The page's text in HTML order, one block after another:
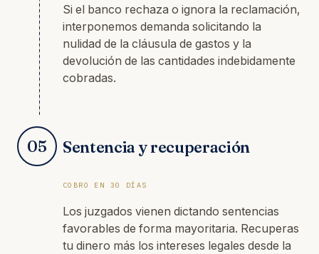
Si el banco rechaza o ignora la reclamación,
interponemos demanda solicitando la
nulidad de la cláusula de gastos y la
devolución de las cantidades indebidamente
cobradas.
05 Sentencia y recuperación
COBRO EN 30 DÍAS
Los juzgados vienen dictando sentencias
favorables de forma mayoritaria. Recuperas
tu dinero más los intereses legales desde la